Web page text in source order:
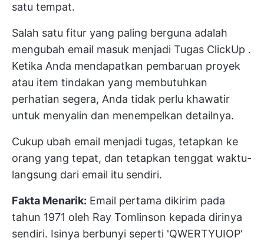
satu tempat.
Salah satu fitur yang paling berguna adalah
mengubah email masuk menjadi Tugas ClickUp .
Ketika Anda mendapatkan pembaruan proyek
atau item tindakan yang membutuhkan
perhatian segera, Anda tidak perlu khawatir
untuk menyalin dan menempelkan detailnya.
Cukup ubah email menjadi tugas, tetapkan ke
orang yang tepat, dan tetapkan tenggat waktu-
langsung dari email itu sendiri.
Fakta Menarik: Email pertama dikirim pada
tahun 1971 oleh Ray Tomlinson kepada dirinya
sendiri. Isinya berbunyi seperti 'QWERTYUIOP'